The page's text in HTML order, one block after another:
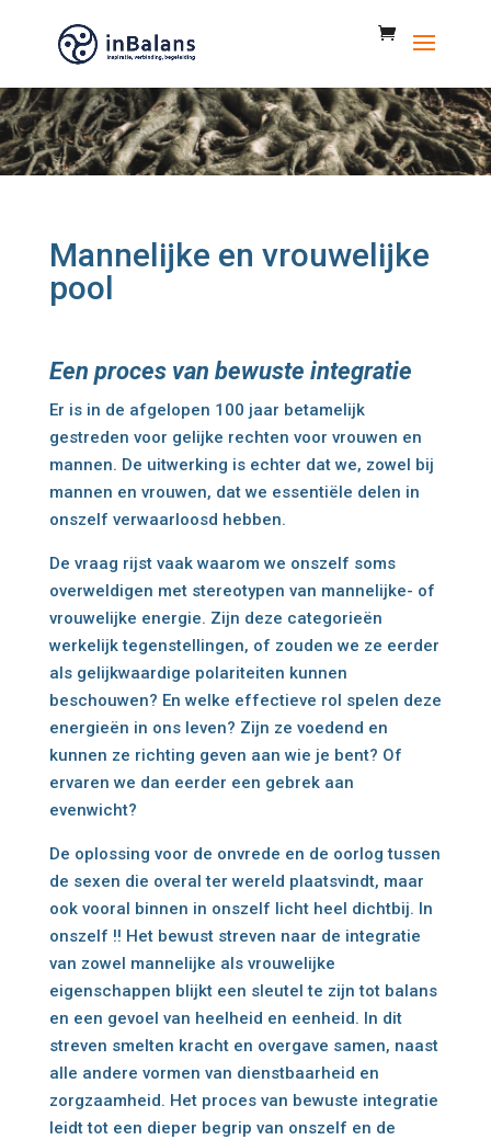
Mannelijke en vrouwelijke
pool
Een proces van bewuste integratie
Er is in de afgelopen 100 jaar betamelijk
gestreden voor gelijke rechten voor vrouwen en
mannen. De uitwerking is echter dat we, zowel bij
mannen en vrouwen, dat we essentiële delen in
onszelf verwaarloosd hebben.
De vraag rijst vaak waarom we onszelf soms
overweldigen met stereotypen van mannelijke- of
vrouwelijke energie. Zijn deze categorieën
werkelijk tegenstellingen, of zouden we ze eerder
als gelijkwaardige polariteiten kunnen
beschouwen? En welke effectieve rol spelen deze
energieën in ons leven? Zijn ze voedend en
kunnen ze richting geven aan wie je bent? Of
ervaren we dan eerder een gebrek aan
evenwicht?
De oplossing voor de onvrede en de oorlog tussen
de sexen die overal ter wereld plaatsvindt, maar
ook vooral binnen in onszelf licht heel dichtbij. In
onszelf !! Het bewust streven naar de integratie
van zowel mannelijke als vrouwelijke
eigenschappen blijkt een sleutel te zijn tot balans
en een gevoel van heelheid en eenheid. In dit
streven smelten kracht en overgave samen, naast
alle andere vormen van dienstbaarheid en
zorgzaamheid. Het proces van bewuste integratie
leidt tot een dieper begrip van onszelf en de